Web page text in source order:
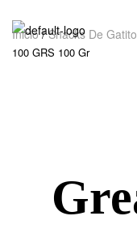
Inicio/Snacks De
100 GRS 100 Gr